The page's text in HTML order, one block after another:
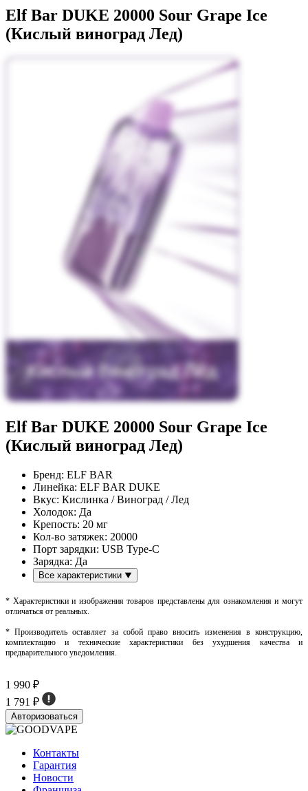
Elf Bar DUKE 20000 Sour Grape Ice
(Кислый виноград Лед)
Elf Bar DUKE 20000 Sour Grape Ice
(Кислый виноград Лед)
Бренд: ELF BAR
Линейка: ELF BAR DUKE
Вкус: Кислинка / Виноград / Лед
Холодок: Да
Крепость: 20 мг
Кол-во затяжек: 20000
Порт зарядки: USB Type-C
Зарядка: Да
Все характеристики
* Характеристики и изображения товаров представлены для ознакомления и могут
отличаться от реальных.
* Производитель оставляет за собой право вносить изменения в конструкцию,
комплектацию и технические характеристики без ухудшения качества и
предварительного уведомления.
1 990 ₽
1 791 ₽
Авторизоваться
Контакты
Гарантия
Новости